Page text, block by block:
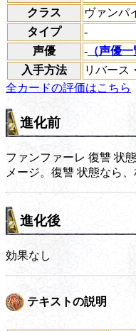
クラス
ヴァンパ
タイプ
-
声優
- （声優一
入手方法
リバース
全カードの評価はこちら
進化前
ファンファーレ 復讐 状
メージ。 復讐 状態なら、
進化後
効果なし
テキストの説明